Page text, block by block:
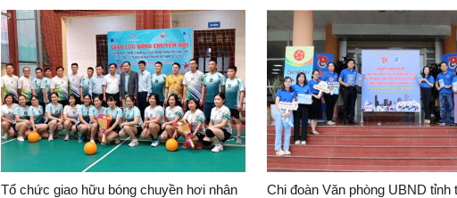
Tổ chức giao hữu bóng chuyền hơi nhân
Chi đoàn Văn phòng UBND tỉnh